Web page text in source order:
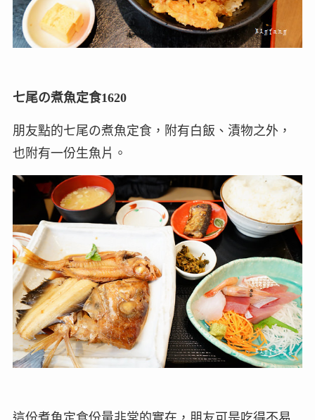
七尾の煮魚定食1620
朋友點的七尾の煮魚定食，附有白飯、漬物之外，
也附有一份生魚片。